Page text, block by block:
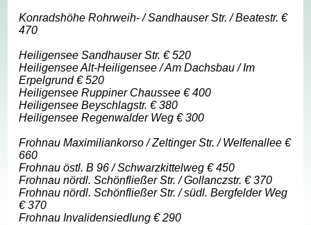
Konradshöhe Rohrweih- / Sandhauser Str. / Beatestr. €
470
Heiligensee Sandhauser Str. € 520
Heiligensee Alt-Heiligensee / Am Dachsbau / Im
Erpelgrund € 520
Heiligensee Ruppiner Chaussee € 400
Heiligensee Beyschlagstr. € 380
Heiligensee Regenwalder Weg € 300
Frohnau Maximiliankorso / Zeltinger Str. / Welfenallee €
660
Frohnau östl. B 96 / Schwarzkittelweg € 450
Frohnau nördl. Schönfließer Str. / Gollanczstr. € 370
Frohnau nördl. Schönfließer Str. / südl. Bergfelder Weg
€ 370
Frohnau Invalidensiedlung € 290